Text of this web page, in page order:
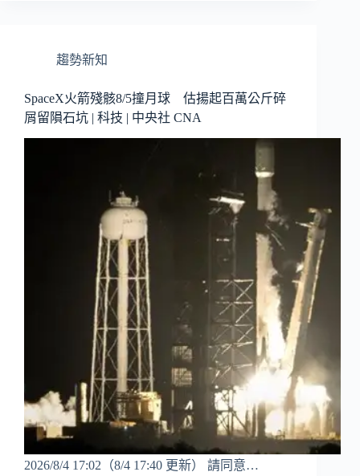
趨勢新知
SpaceX火箭殘骸8/5撞月球 估揚起百萬公斤碎
屑留隕石坑 | 科技 | 中央社 CNA
2026/8/4 17:02（8/4 17:40 更新） 請同意…